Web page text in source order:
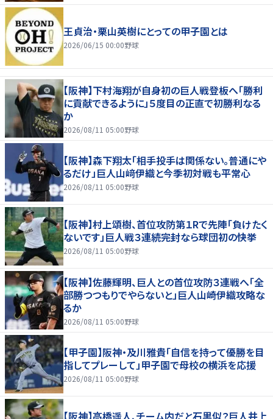
王貞治・栗山英樹にとっての甲子園とは
2026/06/15 00:00野球
【阪神】下村海翔が自身初の巨人戦登板へ「勝利
に貢献できるように」５度目の正直で初勝利なる
か
2026/08/11 05:00野球
【阪神】森下翔太「相手投手は関係ない。普通にや
るだけ」巨人山﨑伊織と今季初対戦も平常心
2026/08/11 05:00野球
【阪神】村上頌樹、首位攻防第１Rで先陣「負けたく
ないです」巨人戦３連続完封なら球団初の快挙
2026/08/11 05:00野球
【阪神】佐藤輝明、巨人との首位攻防３連戦へ「全
部勝つつもりでやらないと」巨人山崎伊織攻略な
るか
2026/08/11 05:00野球
【甲子園】阪神・及川雅貴「自信を持って優勝を目
指してプレーして」甲子園で母校の横浜を応援
2026/08/11 05:00野球
【阪神】高橋遥人、チーム内だと石黒似？巨人井上